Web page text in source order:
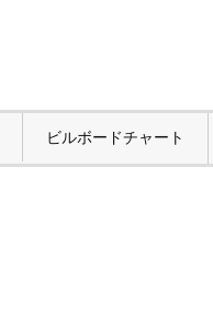
ビルボードチャート